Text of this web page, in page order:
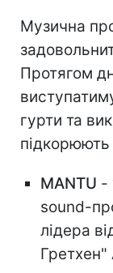
Музична
Протягом
гурти та
MANTU -
sound-
лідера
Гретхен"